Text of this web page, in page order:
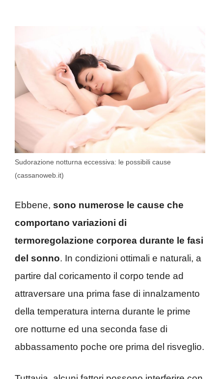
Sudorazione notturna eccessiva: le possibili cause
(cassanoweb.it)
Ebbene, sono numerose le cause che
comportano variazioni di
termoregolazione corporea durante le fasi
del sonno. In condizioni ottimali e naturali, a
partire dal coricamento il corpo tende ad
attraversare una prima fase di innalzamento
della temperatura interna durante le prime
ore notturne ed una seconda fase di
abbassamento poche ore prima del risveglio.